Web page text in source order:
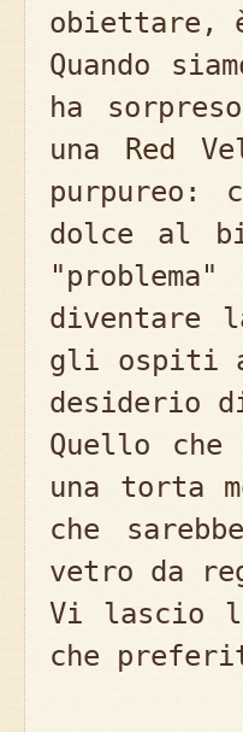
obiettare,
Quando
ha
una Red
purpureo:
dolce al
diventare
gli ospiti
desiderio
Quello
una torta
che
vetro da
Vi lascio
che